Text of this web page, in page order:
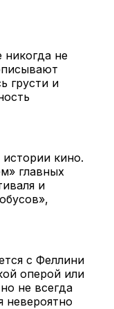
никогда не
грусти и
кино.
главных
и
с Феллини
оперой или
не всегда
невероятно